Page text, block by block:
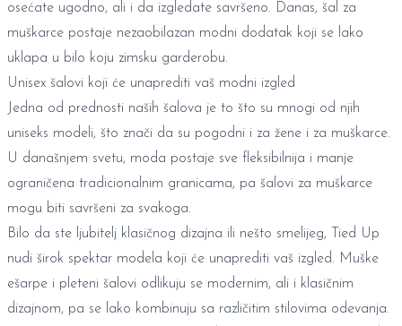
osećate ugodno, ali i da izgledate savršeno. Danas, šal za
muškarce postaje nezaobilazan modni dodatak koji se lako
uklapa u bilo koju zimsku garderobu.
Unisex šalovi koji će unaprediti vaš modni izgled
Jedna od prednosti naših šalova je to što su mnogi od njih
uniseks modeli, što znači da su pogodni i za žene i za muškarce.
U današnjem svetu, moda postaje sve fleksibilnija i manje
ograničena tradicionalnim granicama, pa šalovi za muškarce
mogu biti savršeni za svakoga.
Bilo da ste ljubitelj klasičnog dizajna ili nešto smelijeg, Tied Up
nudi širok spektar modela koji će unaprediti vaš izgled. Muške
ešarpe i pleteni šalovi odlikuju se modernim, ali i klasičnim
dizajnom, pa se lako kombinuju sa različitim stilovima odevanja.